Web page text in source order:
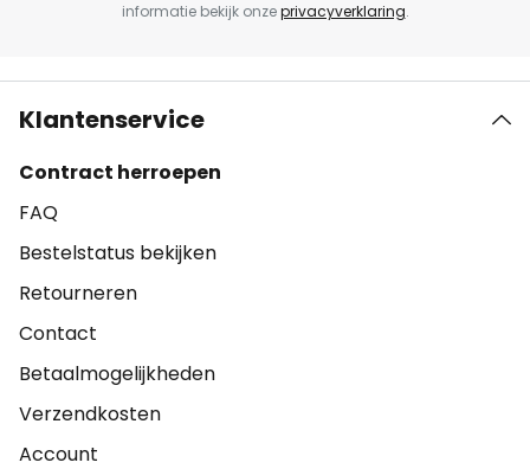
informatie bekijk onzeprivacyverklaring.
Klantenservice
Contract herroepen
FAQ
Bestelstatus bekijken
Retourneren
Contact
Betaalmogelijkheden
Verzendkosten
Account